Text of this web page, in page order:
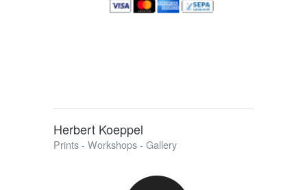
Herbert Koeppel
Prints - Workshops - Gallery